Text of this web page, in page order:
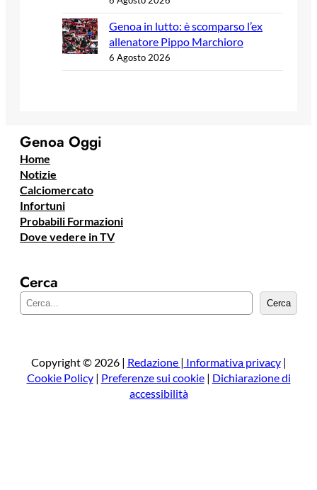
Genoa in lutto: è scomparso l’ex
allenatore Pippo Marchioro
6 Agosto 2026
Genoa Oggi
Home
Notizie
Calciomercato
Infortuni
Probabili Formazioni
Dove vedere in TV
Cerca
e
a
Cerca
Copyright © 2026 | Redazione | Informativa privacy|
Cookie Policy| Preferenze sui cookie| Dichiarazione di
accessibilità